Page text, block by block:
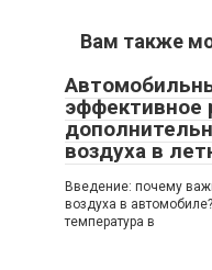
Вам также
эффективное
воздуха в
Введение: почему
воздуха в
температура в